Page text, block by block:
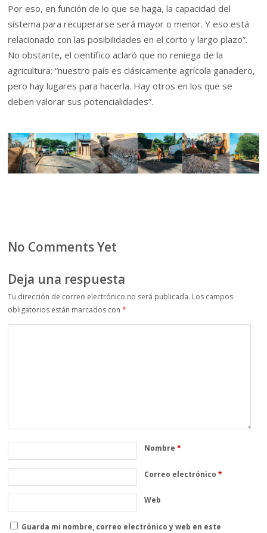
Por eso, en función de lo que se haga, la capacidad del
sistema para recuperarse será mayor o menor. Y eso está
relacionado con las posibilidades en el corto y largo plazo”.
No obstante, el científico aclaró que no reniega de la
agricultura: “nuestro país es clásicamente agrícola ganadero,
pero hay lugares para hacerla. Hay otros en los que se
deben valorar sus potencialidades”.
No Comments Yet
Deja una respuesta
Tu dirección de correo electrónico no será publicada. Los campos
obligatorios están marcados con*
Nombre*
Correo electrónico*
Web
Guarda mi nombre, correo electrónico y web en este